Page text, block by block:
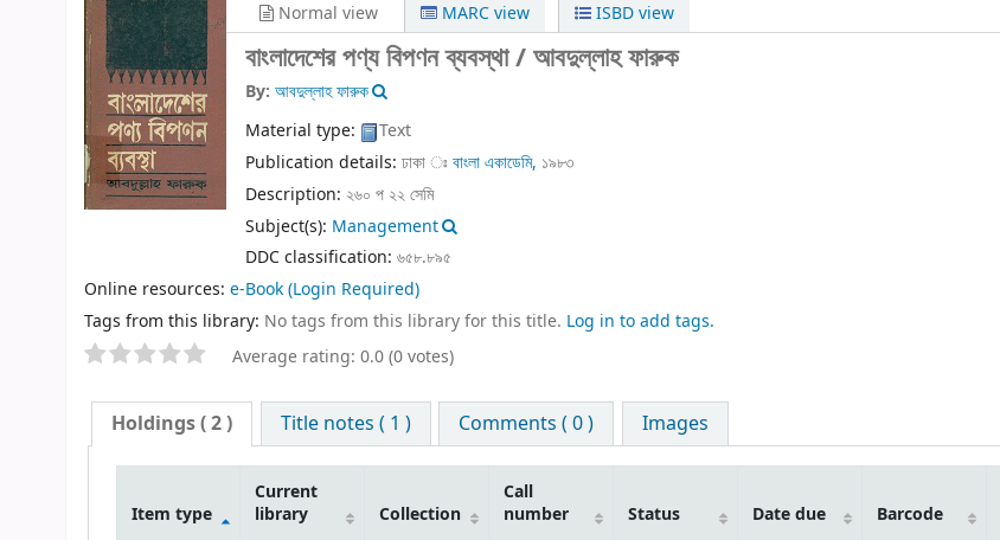
Normal view MARC view ISBD view
বাংলাদেশের পণ্য বিপণন ব্যবস্থা /আবদুল্লাহ ফারুক
By: আবদুল্লাহ ফারুক
Material type:
Text
Publication details: ঢাকা ঃ বাংলা একাডেমি, ১৯৮৩
Description: ২৬০ প ২২ সেমি
Subject(s): Management
DDC classification: ৬৫৮.৮৯৫
Online resources: e-Book(Login Required)
Tags from this library: No tags from this library for this title. Log in to add tags.
Average rating: 0.0 (0 votes)
Holdings( 2 ) Title notes ( 1 ) Comments ( 0 ) Images
Item type
Current
library
Collection
Call
number
Status Date due Barcode